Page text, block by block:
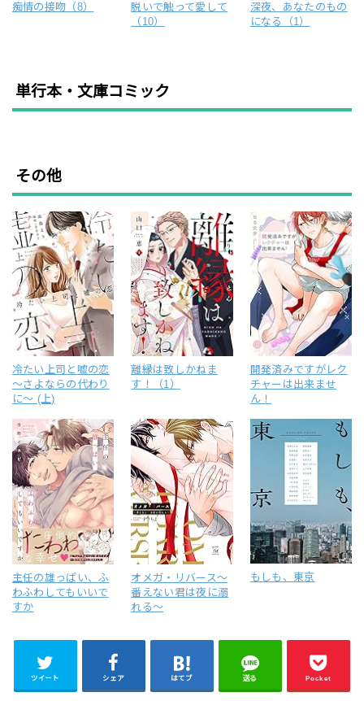
痴情の接吻（8）
脱いで触って愛して
（10）
深夜、あなたのもの
になる（1）
単行本・文庫コミック
その他
冷たい上司と嘘の恋
～さよならの代わり
に～ (上)
離縁は致しかねま
す！（1）
開発済みですがレク
チャーは出来ませ
ん！
主任の雄っぱい、ふ
わふわしてもいいで
すか
オメガ・リバース～
番えない君は夜に溺
れる～
もしも、東京
ツイート シェア はてブ 送る Pocket